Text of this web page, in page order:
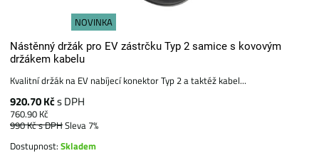
NOVINKA
Nástěnný držák pro EV zástrčku Typ 2 samice s kovovým
držákem kabelu
Kvalitní držák na EV nabíjecí konektor Typ 2 a taktéž kabel...
920.70 Kčs DPH
760.90 Kč
990 Kčs DPHSleva 7%
Dostupnost:Skladem